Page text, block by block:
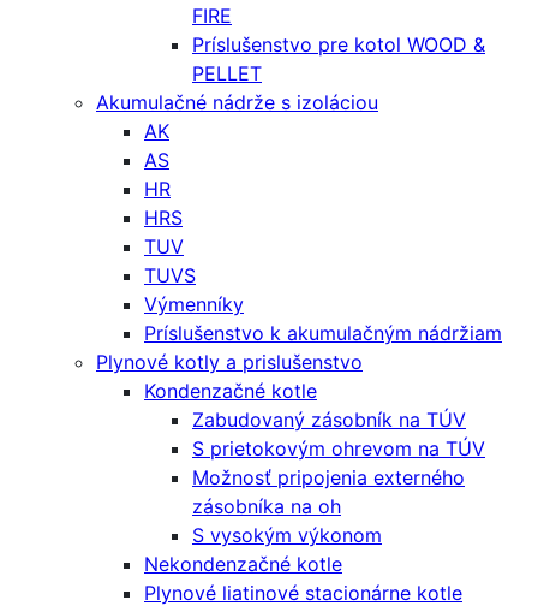
FIRE
Príslušenstvo pre kotol WOOD &
PELLET
Akumulačné nádrže s izoláciou
AK
AS
HR
HRS
TUV
TUVS
Výmenníky
Príslušenstvo k akumulačným nádržiam
Plynové kotly a prislušenstvo
Kondenzačné kotle
Zabudovaný zásobník na TÚV
S prietokovým ohrevom na TÚV
Možnosť pripojenia externého
zásobníka na oh
S vysokým výkonom
Nekondenzačné kotle
Plynové liatinové stacionárne kotle